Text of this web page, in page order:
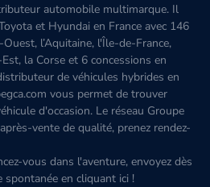
automobile multimarque. Il
et Hyundai en France avec 146
l’Aquitaine, l'Île-de-France,
la Corse et 6 concessions en
de véhicules hybrides en
vous permet de trouver
d'occasion. Le réseau Groupe
vente de qualité, prenez rendez-
vous dans l'aventure, envoyez dès
spontanée en cliquant ici !